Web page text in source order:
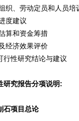
织、劳动定员和人员培
度建议
算和资金筹措
经济效果评价
性研究结论与建议
研究报告分项说明:
项目总论